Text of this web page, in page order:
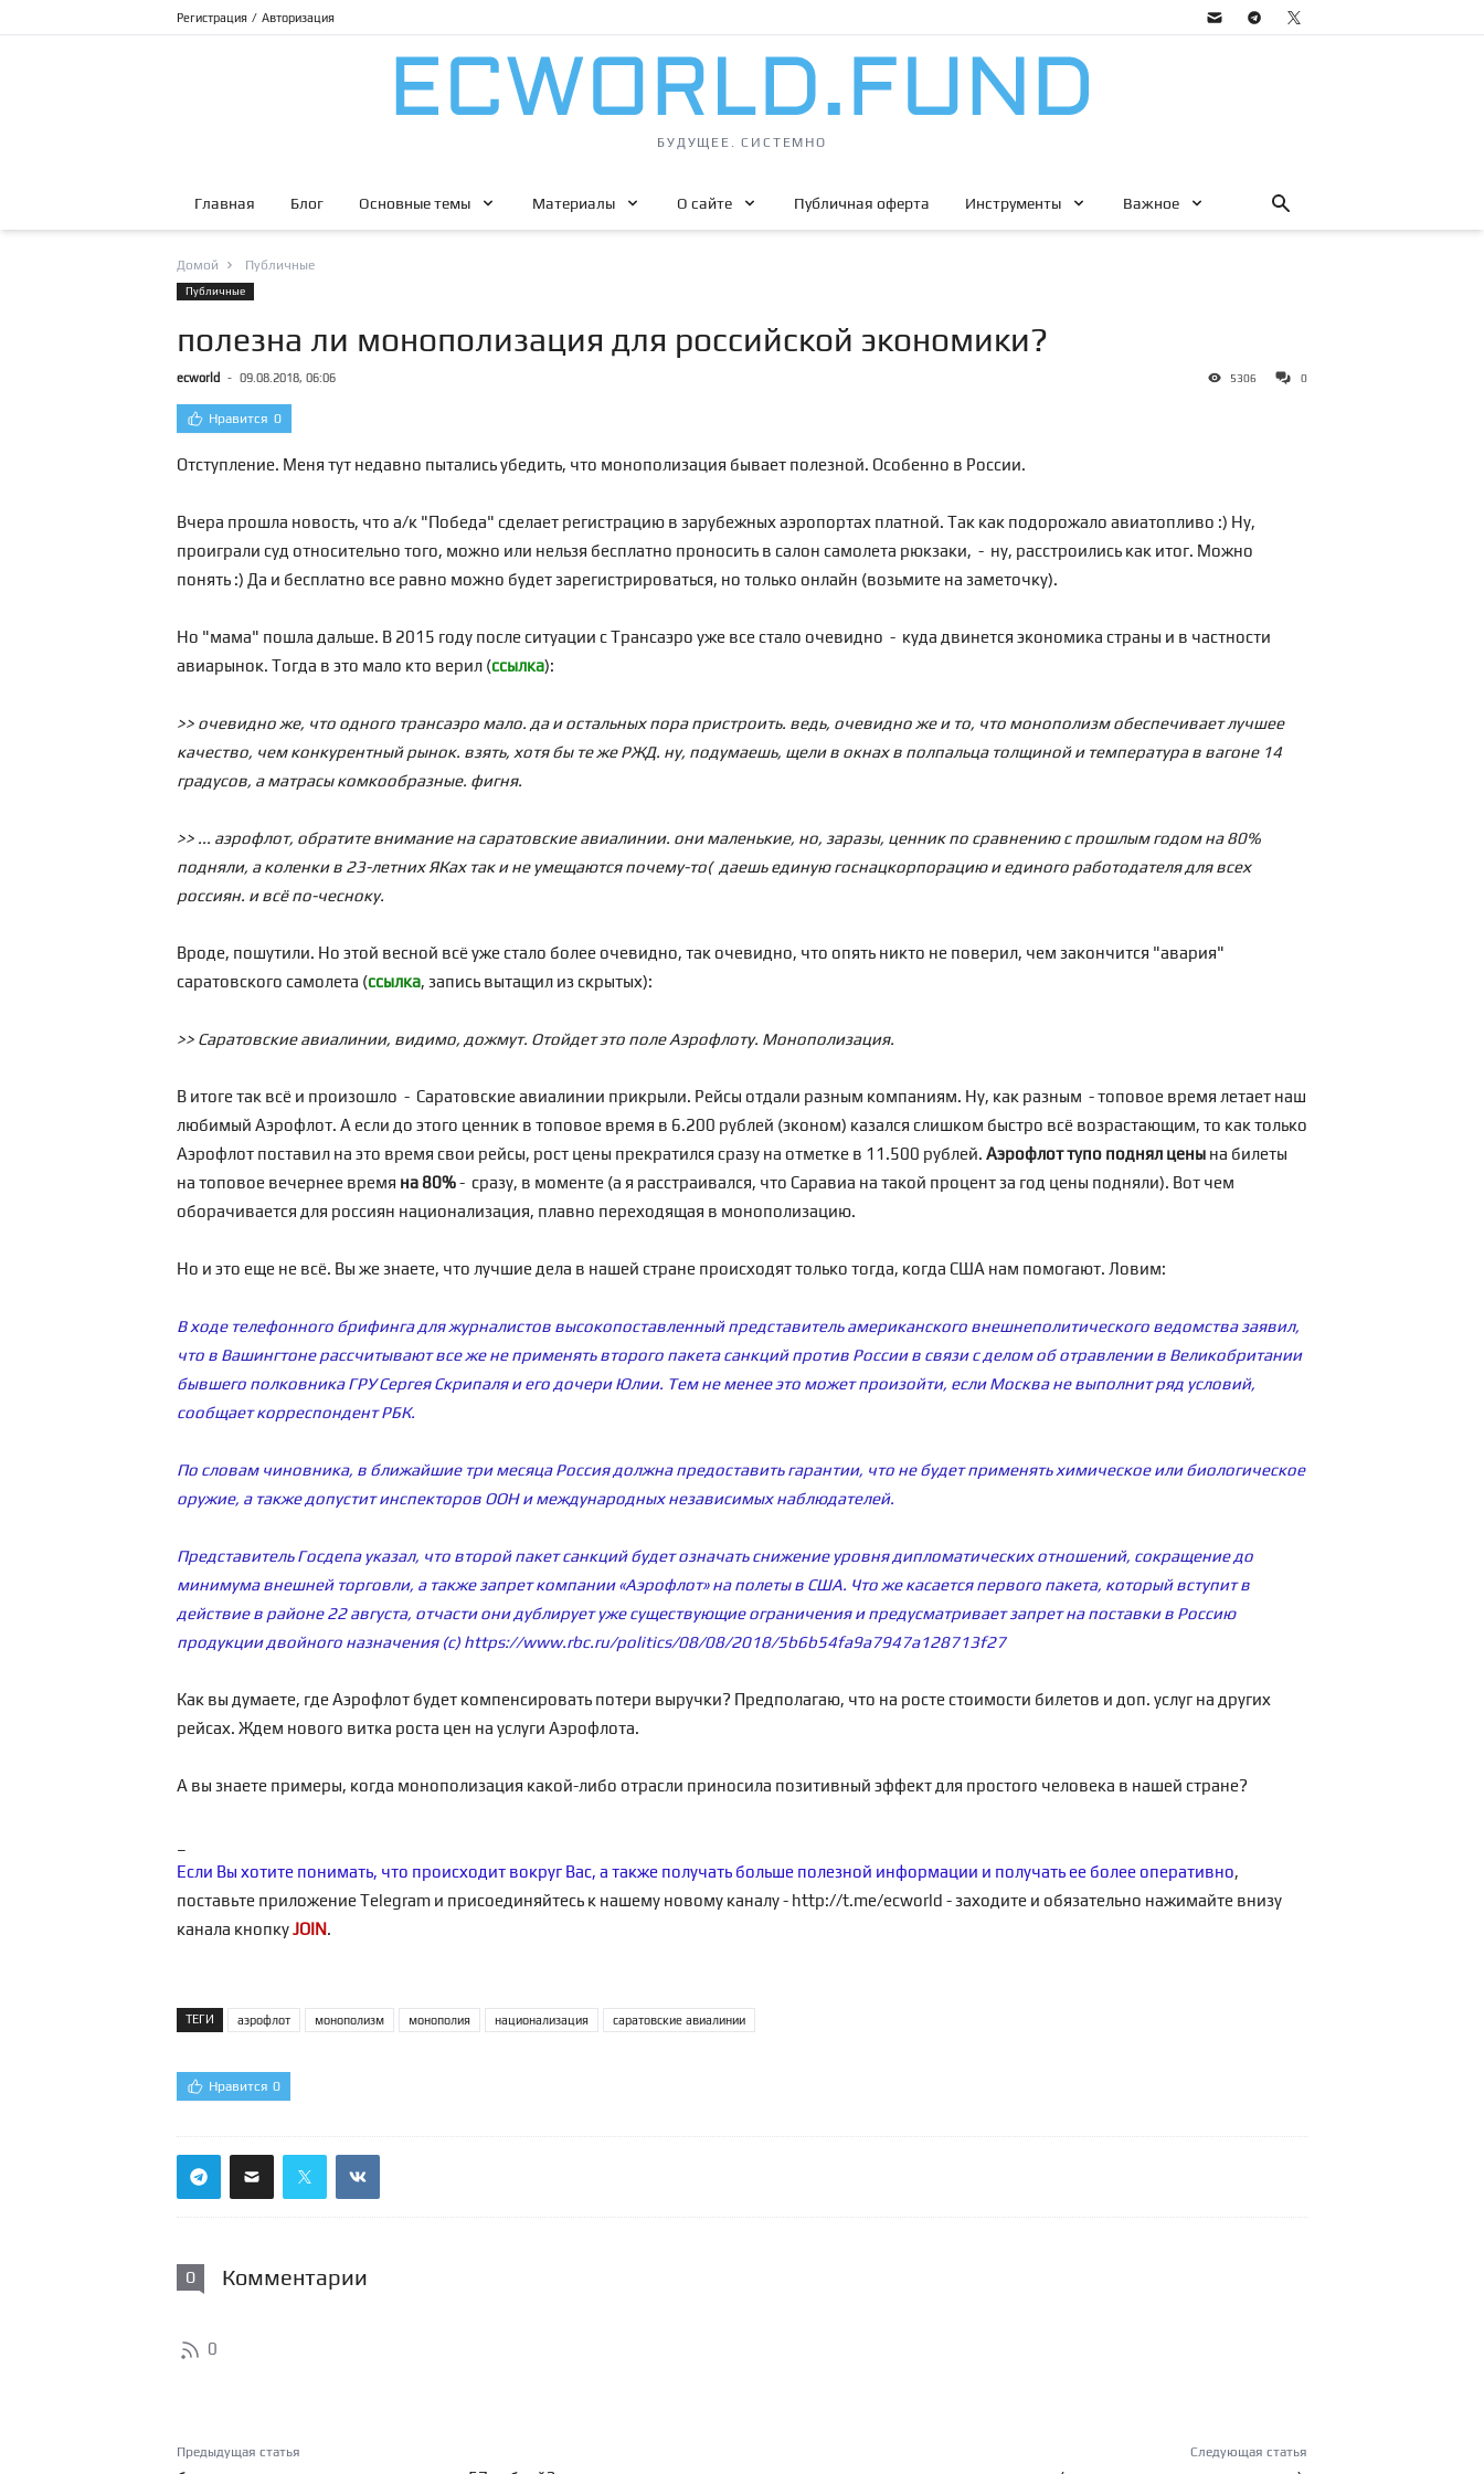
Регистрация / Авторизация
БУДУЩЕЕ. СИСТЕМНО
Главная Блог Основные темы Материалы О сайте Публичная оферта Инструменты Важное
Домой Публичные
Публичные
полезна ли монополизация для российской экономики?
ecworld - 09.08.2018, 06:06 5306 0
Нравится 0
Отступление. Меня тут недавно пытались убедить, что монополизация бывает полезной. Особенно в России.
Вчера прошла новость, что а/к "Победа" сделает регистрацию в зарубежных аэропортах платной. Так как подорожало авиатопливо :) Ну,
проиграли суд относительно того, можно или нельзя бесплатно проносить в салон самолета рюкзаки, - ну, расстроились как итог. Можно
понять :) Да и бесплатно все равно можно будет зарегистрироваться, но только онлайн (возьмите на заметочку).
Но "мама" пошла дальше. В 2015 году после ситуации с Трансаэро уже все стало очевидно - куда двинется экономика страны и в частности
авиарынок. Тогда в это мало кто верил (ссылка):
>> очевидно же, что одного трансаэро мало. да и остальных пора пристроить. ведь, очевидно же и то, что монополизм обеспечивает лучшее
качество, чем конкурентный рынок. взять, хотя бы те же РЖД. ну, подумаешь, щели в окнах в полпальца толщиной и температура в вагоне 14
градусов, а матрасы комкообразные. фигня.
>> ... аэрофлот, обратите внимание на саратовские авиалинии. они маленькие, но, заразы, ценник по сравнению с прошлым годом на 80%
подняли, а коленки в 23-летних ЯКах так и не умещаются почему-то( даешь единую госнацкорпорацию и единого работодателя для всех
россиян. и всё по-чесноку.
Вроде, пошутили. Но этой весной всё уже стало более очевидно, так очевидно, что опять никто не поверил, чем закончится "авария"
саратовского самолета (ссылка, запись вытащил из скрытых):
>> Саратовские авиалинии, видимо, дожмут. Отойдет это поле Аэрофлоту. Монополизация.
В итоге так всё и произошло - Саратовские авиалинии прикрыли. Рейсы отдали разным компаниям. Ну, как разным - топовое время летает наш
любимый Аэрофлот. А если до этого ценник в топовое время в 6.200 рублей (эконом) казался слишком быстро всё возрастающим, то как только
Аэрофлот поставил на это время свои рейсы, рост цены прекратился сразу на отметке в 11.500 рублей. Аэрофлот тупо поднял цены на билеты
на топовое вечернее время на 80%- сразу, в моменте (а я расстраивался, что Саравиа на такой процент за год цены подняли). Вот чем
оборачивается для россиян национализация, плавно переходящая в монополизацию.
Но и это еще не всё. Вы же знаете, что лучшие дела в нашей стране происходят только тогда, когда США нам помогают. Ловим:
В ходе телефонного брифинга для журналистов высокопоставленный представитель американского внешнеполитического ведомства заявил,
что в Вашингтоне рассчитывают все же не применять второго пакета санкций против России в связи с делом об отравлении в Великобритании
бывшего полковника ГРУ Сергея Скрипаля и его дочери Юлии. Тем не менее это может произойти, если Москва не выполнит ряд условий,
сообщает корреспондент РБК.
По словам чиновника, в ближайшие три месяца Россия должна предоставить гарантии, что не будет применять химическое или биологическое
оружие, а также допустит инспекторов ООН и международных независимых наблюдателей.
Представитель Госдепа указал, что второй пакет санкций будет означать снижение уровня дипломатических отношений, сокращение до
минимума внешней торговли, а также запрет компании «Аэрофлот» на полеты в США. Что же касается первого пакета, который вступит в
действие в районе 22 августа, отчасти они дублирует уже существующие ограничения и предусматривает запрет на поставки в Россию
продукции двойного назначения (с) https://www.rbc.ru/politics/08/08/2018/5b6b54fa9a7947a128713f27
Как вы думаете, где Аэрофлот будет компенсировать потери выручки? Предполагаю, что на росте стоимости билетов и доп. услуг на других
рейсах. Ждем нового витка роста цен на услуги Аэрофлота.
А вы знаете примеры, когда монополизация какой-либо отрасли приносила позитивный эффект для простого человека в нашей стране?
Если Вы хотите понимать, что происходит вокруг Вас, а также получать больше полезной информации и получать ее более оперативно,
поставьте приложение Telegram и присоединяйтесь к нашему новому каналу - http://t.me/ecworld - заходите и обязательно нажимайте внизу
канала кнопкуJOIN.
ТЕГИ аэрофлот монополизм монополия национализация саратовские авиалинии
Нравится 0
0 Комментарии
0
Предыдущая статья Следующая статья